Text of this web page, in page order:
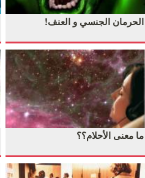
الحرمان الجنسي و العنف!
ما معنى الأحلام؟؟